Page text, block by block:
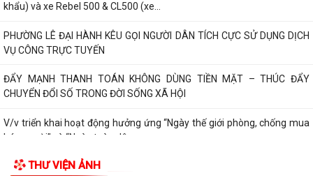
khẩu) và xe Rebel 500 & CL500 (xe...
PHƯỜNG LÊ ĐẠI HÀNH KÊU GỌI NGƯỜI DÂN TÍCH CỰC SỬ DỤNG DỊCH
VỤ CÔNG TRỰC TUYẾN
ĐẨY MẠNH THANH TOÁN KHÔNG DÙNG TIỀN MẶT – THÚC ĐẨY
CHUYỂN ĐỔI SỐ TRONG ĐỜI SỐNG XÃ HỘI
V/v triển khai hoạt động hưởng ứng “Ngày thế giới phòng, chống mua
bán người” và “Ngày toàn dân...
THƯ VIỆN ẢNH